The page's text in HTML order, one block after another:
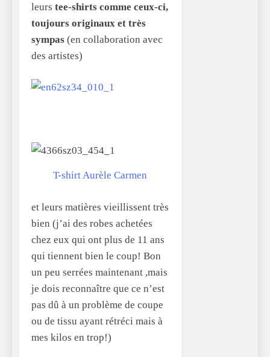
leurs tee-shirts comme ceux-ci,
toujours originaux et très
sympas (en collaboration avec
des artistes)
T-shirt Aurèle Carmen
et leurs matières vieillissent très
bien (j’ai des robes achetées
chez eux qui ont plus de 11 ans
qui tiennent bien le coup! Bon
un peu serrées maintenant ,mais
je dois reconnaître que ce n’est
pas dû à un problème de coupe
ou de tissu ayant rétréci mais à
mes kilos en trop!)